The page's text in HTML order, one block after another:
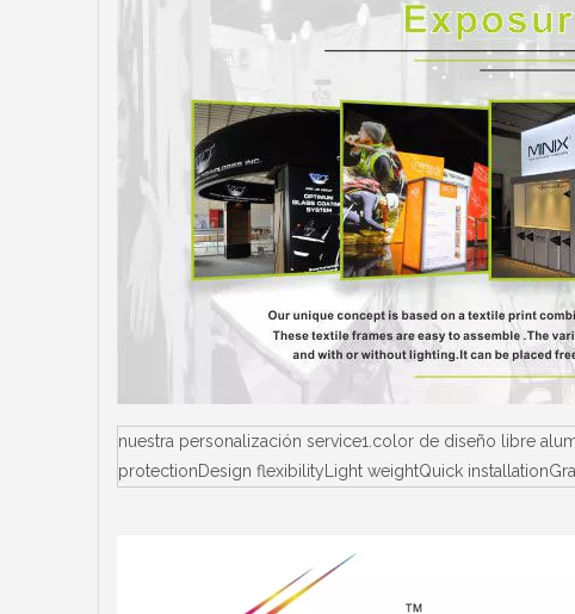
nuestra personalización service1.color de diseño libre
protectionDesign flexibilityLight weightQuick